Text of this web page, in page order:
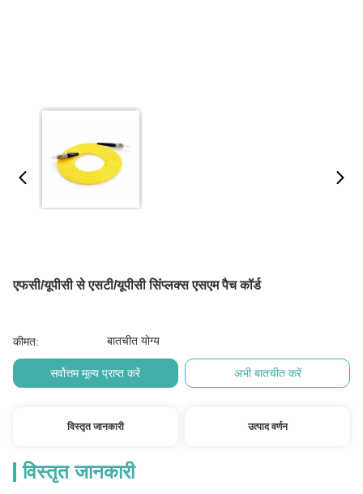
एफसी/यूपीसी से एसटी/यूपीसी सिंप्लक्स एसएम पैच कॉर्ड
कीमत: बातचीत योग्य
सर्वोत्तम मूल्य प्राप्त करें अभी बातचीत करें
विस्तृत जानकारी उत्पाद वर्णन
विस्तृत जानकारी